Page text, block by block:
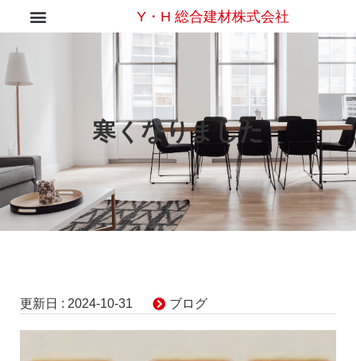
Y・H 総合建材株式会社
寒くなりました
更新日 : 2024-10-31 ブログ